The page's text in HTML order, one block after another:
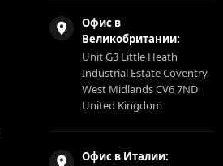
Офис в
Великобритании:
Unit G3 Little Heath
Industrial Estate Coventry
West Midlands CV6 7ND
United Kingdom
Офис в Италии: